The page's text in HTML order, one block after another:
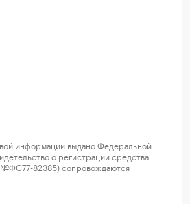
информации выдано Федеральной
о регистрации средства
№ФС77-82385) сопровождаются